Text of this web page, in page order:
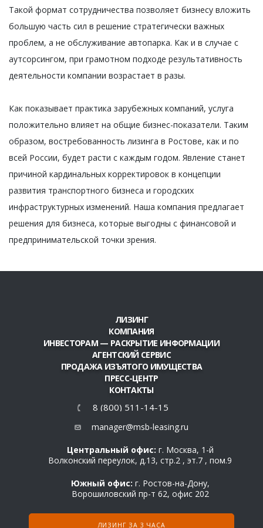
Такой формат сотрудничества позволяет бизнесу вложить
большую часть сил в решение стратегически важных
проблем, а не обслуживание автопарка. Как и в случае с
аутсорсингом, при грамотном подходе результативность
деятельности компании возрастает в разы.
Как показывает практика зарубежных компаний, услуга
положительно влияет на общие бизнес-показатели. Таким
образом, востребованность лизинга в Ростове, как и по
всей России, будет расти с каждым годом. Явление станет
причиной кардинальных корректировок в концепции
развития транспортного бизнеса и городских
инфраструктурных изменений. Наша компания предлагает
решения для бизнеса, которые выгодны с финансовой и
предпринимательской точки зрения.
ЛИЗИНГ
КОМПАНИЯ
ИНВЕСТОРАМ — РАСКРЫТИЕ ИНФОРМАЦИИ
АГЕНТСКИЙ СЕРВИС
ПРОДАЖА ИЗЪЯТОГО ИМУЩЕСТВА
ПРЕСС-ЦЕНТР
КОНТАКТЫ
8 (800) 511-14-15
manager@msb-leasing.ru
Центральный офис: г. Москва, 1-й
Волконский переулок, д.13, стр.2 , эт.7 , пом.9
Южный офис: г. Ростов-на-Дону,
Ворошиловский пр-т 62, офис 202
ЛИЗИНГ ЗА 3 ЧАСА